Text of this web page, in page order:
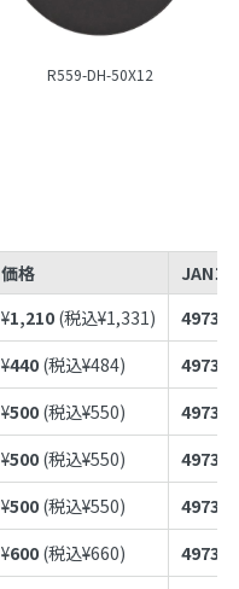
R559-DH-50X12
価格
JANコ
¥1,210 (税込¥1,331)
¥440 (税込¥484)
¥500 (税込¥550)
¥500 (税込¥550)
¥500 (税込¥550)
¥600 (税込¥660)